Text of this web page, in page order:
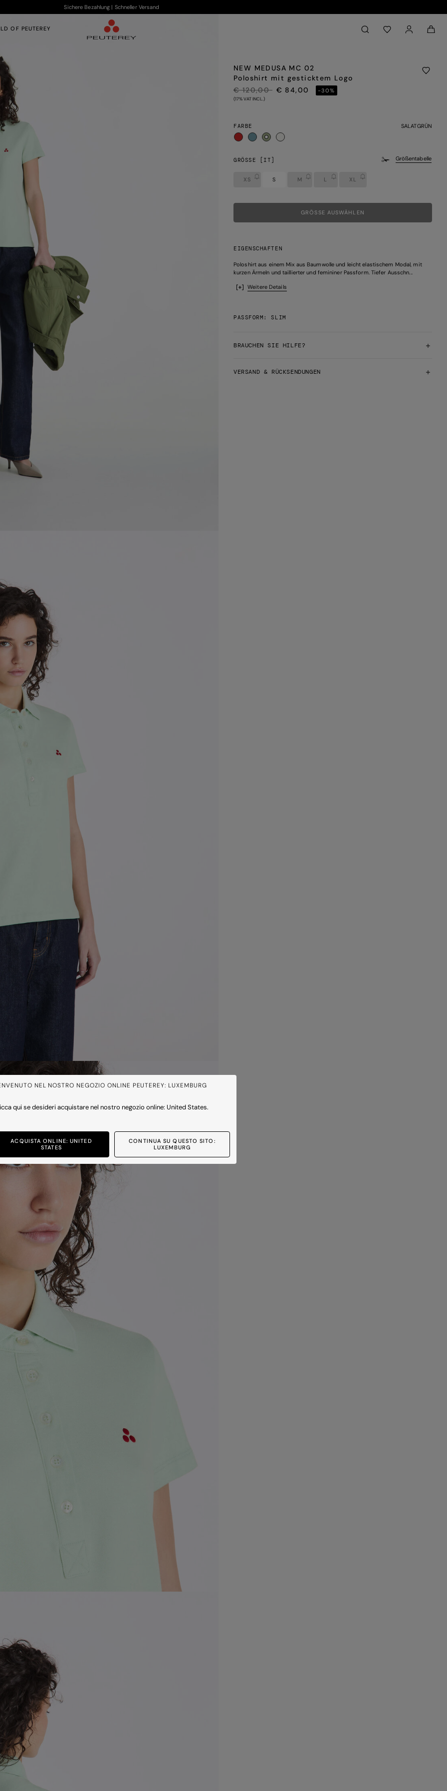
Sichere Bezahlung | Schneller Versand
OF PEUTEREY Back to My Account
NEL NOSTRO NEGOZIO ONLINE PEUTEREY: LUXEMBURG
qui se desideri acquistare nel nostro negozio online: United States.
ACQUISTA ONLINE: UNITED
STATES
CONTINUA SU QUESTO SITO:
LUXEMBURG
NEW MEDUSA MC 02
Poloshirt mit gesticktem Logo
PREIS REDUZIERT VON
€ 120,00AUF
€ 84,00 -30%
(17% VAT INCL.)
FARBE SALATGRÜN
GRÖSSE [IT] Größentabelle
XS S M L XL
GRÖSSE AUSWÄHLEN
EIGENSCHAFTEN
Poloshirt aus einem Mix aus Baumwolle und leicht elastischem Modal, mit
kurzen Ärmeln und taillierter und femininer Passform. Tiefer Ausschn...
Weitere Details
PASSFORM: SLIM
BRAUCHEN SIE HILFE?
VERSAND & RÜCKSENDUNGEN